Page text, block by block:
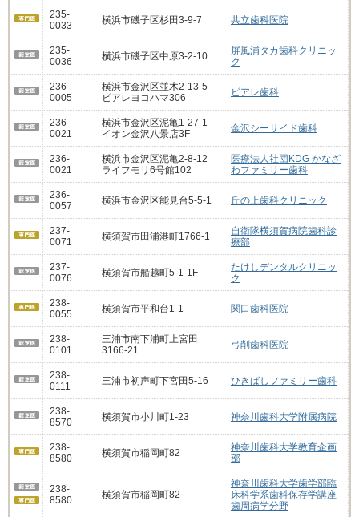
235-
0033
横浜市磯子区杉田3-9-7 共立歯科医院
235-
0036
横浜市磯子区中原3-2-10
屏風浦タカ歯科クリニッ
ク
236-
0005
横浜市金沢区並木2-13-5
ビアレヨコハマ306
ビアレ歯科
236-
0021
横浜市金沢区泥亀1-27-1
イオン金沢八景店3F
金沢シーサイド歯科
236-
0021
横浜市金沢区泥亀2-8-12
ライフモリ6号館102
医療法人社団KDG かなざ
わファミリー歯科
236-
0057
横浜市金沢区能見台5-5-1 丘の上歯科クリニック
237-
0071
横須賀市田浦港町1766-1
自衛隊横須賀病院歯科診
療部
237-
0076
横須賀市船越町5-1-1F
たけしデンタルクリニッ
ク
238-
0055
横須賀市平和台1-1 関口歯科医院
238-
0101
三浦市南下浦町上宮田
3166-21
弓削歯科医院
238-
0111
三浦市初声町下宮田5-16 ひきばしファミリー歯科
238-
8570
横須賀市小川町1-23 神奈川歯科大学附属病院
238-
8580
横須賀市稲岡町82
神奈川歯科大学教育企画
部
238-
8580
横須賀市稲岡町82
神奈川歯科大学歯学部臨
床科学系歯科保存学講座
歯周病学分野